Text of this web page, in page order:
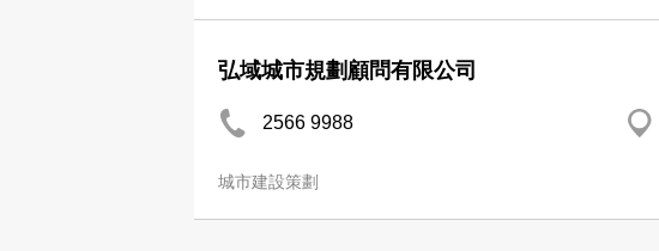
弘域城市規劃顧問有限公司
2566 9988
城市建設策劃